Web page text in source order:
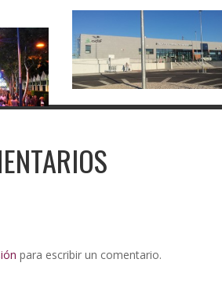
para escribir un comentario.